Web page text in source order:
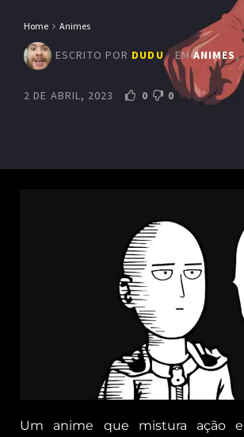
Home Animes
ESCRITO POR DUDU EM ANIMES,
2 DE ABRIL, 2023 0 0
Um anime que mistura ação